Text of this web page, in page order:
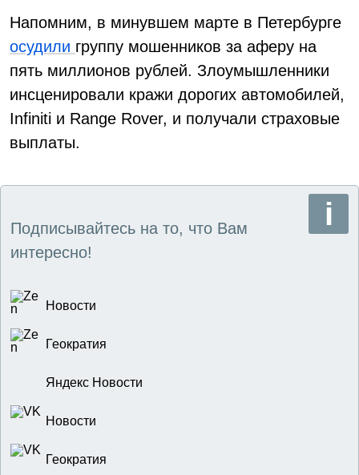
Напомним, в минувшем марте в Петербурге
осудили группу мошенников за аферу на
пять миллионов рублей. Злоумышленники
инсценировали кражи дорогих автомобилей,
Infiniti и Range Rover, и получали страховые
выплаты.
Подписывайтесь на то, что Вам
интересно!
Новости
Геократия
Яндекс Новости
Новости
Геократия